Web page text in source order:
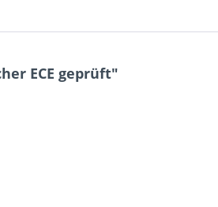
ECE geprüft"